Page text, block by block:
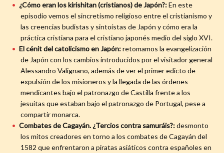
¿Cómo eran los kirishitan (cristianos) de Japón?:En este
episodio vemos el sincretismo religioso entre el cristianismo y
las creencias budistas y sintoístas de Japón y cómo era la
práctica cristiana para el cristiano japonés medio del siglo XVI.
El cénit del catolicismo en Japón:retomamos la evangelización
de Japón con los cambios introducidos por el visitador general
Alessandro Valignano, además de ver el primer edicto de
expulsión de los misioneros y la llegada de las órdenes
mendicantes bajo el patronazgo de Castilla frente a los
jesuitas que estaban bajo el patronazgo de Portugal, pese a
compartir monarca.
Combates de Cagayán. ¿Tercios contra samuráis?:desmonto
los mitos creadores en torno a los combates de Cagayán del
1582 que enfrentaron a piratas asiáticos contra españoles en